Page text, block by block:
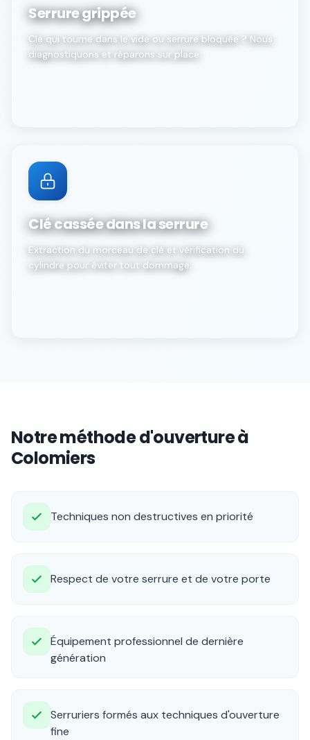
Serrure grippée
Clé qui tourne dans le vide ou serrure bloquée ? Nous
diagnostiquons et réparons sur place.
Clé cassée dans la serrure
Extraction du morceau de clé et vérification du
cylindre pour éviter tout dommage.
Notre méthode d'ouverture à
Colomiers
Techniques non destructives en priorité
Respect de votre serrure et de votre porte
Équipement professionnel de dernière
génération
Serruriers formés aux techniques d'ouverture
fine